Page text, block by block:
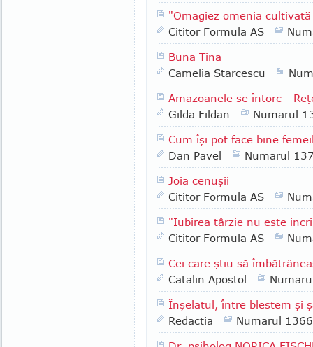
"Omagiez omenia
Cititor Formula AS
Buna Tina
Camelia Starcescu
Amazoanele se întorc -
Gilda Fildan
Numarul
Cum îşi pot face bine
Dan Pavel
Numarul
Joia cenuşii
Cititor Formula AS
"Iubirea târzie nu este
Cititor Formula AS
Cei care ştiu să
Catalin Apostol
Înşelatul, între blestem şi
Redactia
Numarul 1366